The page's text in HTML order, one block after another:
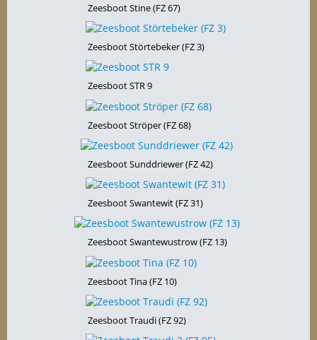
Zeesboot Stine (FZ 67)
Zeesboot Störtebeker (FZ 3)
Zeesboot STR 9
Zeesboot Ströper (FZ 68)
Zeesboot Sunddriewer (FZ 42)
Zeesboot Swantewit (FZ 31)
Zeesboot Swantewustrow (FZ 13)
Zeesboot Tina (FZ 10)
Zeesboot Traudi (FZ 92)